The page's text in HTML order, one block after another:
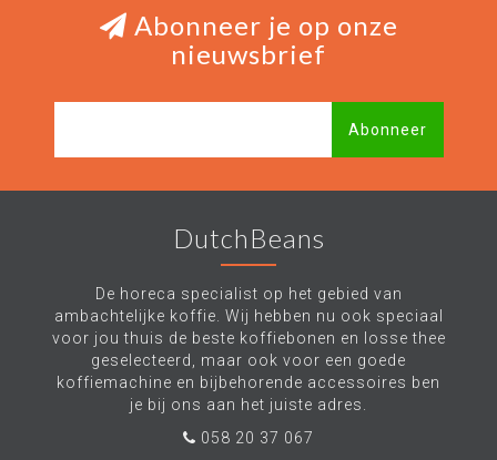
Abonneer je op onze
nieuwsbrief
Abonneer
DutchBeans
De horeca specialist op het gebied van
ambachtelijke koffie. Wij hebben nu ook speciaal
voor jou thuis de beste koffiebonen en losse thee
geselecteerd, maar ook voor een goede
koffiemachine en bijbehorende accessoires ben
je bij ons aan het juiste adres.
058 20 37 067